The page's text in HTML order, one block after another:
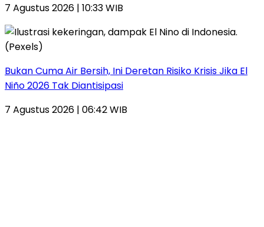
7 Agustus 2026 | 10:33 WIB
Bukan Cuma Air Bersih, Ini Deretan Risiko Krisis Jika El
Niño 2026 Tak Diantisipasi
7 Agustus 2026 | 06:42 WIB